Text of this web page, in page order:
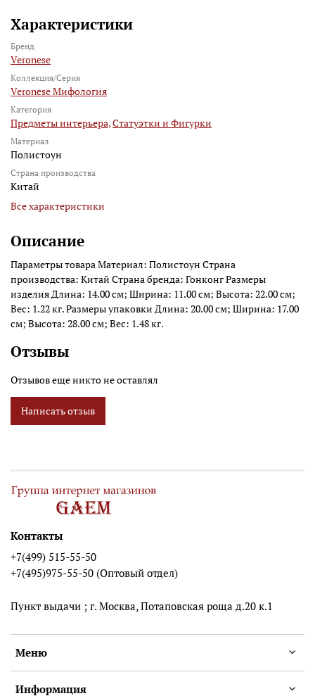
Характеристики
Бренд
Veronese
Коллекция/Серия
Veronese Мифология
Категория
Предметы интерьера,Статуэтки и Фигурки
Материал
Полистоун
Страна производства
Китай
Все характеристики
Описание
Параметры товара Материал: Полистоун Страна
производства: Китай Страна бренда: Гонконг Размеры
изделия Длина: 14.00 см; Ширина: 11.00 см; Высота: 22.00 см;
Вес: 1.22 кг. Размеры упаковки Длина: 20.00 см; Ширина: 17.00
см; Высота: 28.00 см; Вес: 1.48 кг.
Отзывы
Отзывов еще никто не оставлял
Написать отзыв
Меню
Информация
Контакты
+7(499) 515-55-50
+7(495)975-55-50 (Оптовый отдел)
Пункт выдачи ; г. Москва, Потаповская роща д.20 к.1